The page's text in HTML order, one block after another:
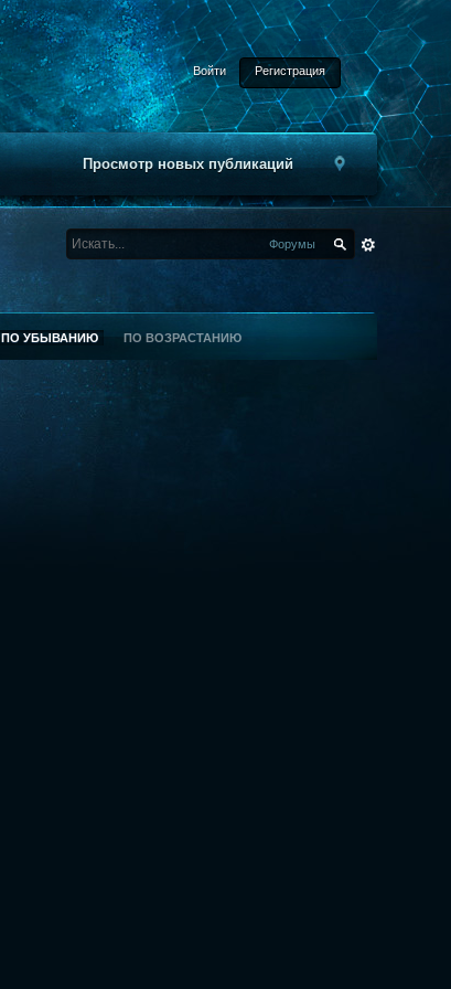
Войти Регистрация
Просмотр новых публикаций
Форумы
ПО УБЫВАНИЮ ПО ВОЗРАСТАНИЮ